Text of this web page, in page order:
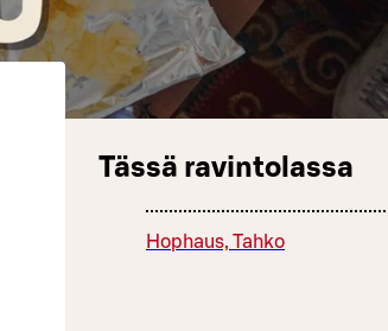
Tässä ravintolassa
Hophaus, Tahko